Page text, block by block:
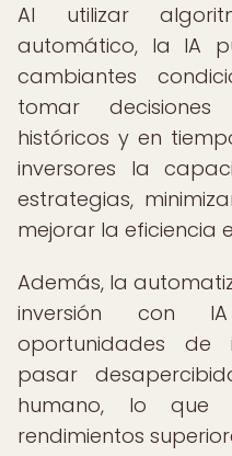
Al utilizar
automático, la IA
cambiantes
tomar
históricos y en
inversores la
estrategias,
mejorar la eficiencia
Además, la
inversión con
oportunidades de
pasar
humano, lo que
rendimientos